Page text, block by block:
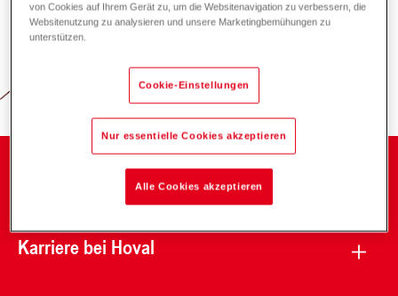
Verantwortung für Energie und
Karriere bei Hoval
von Cookies auf Ihrem Gerät zu, um die Websitenavigation zu verbessern, die
Websitenutzung zu analysieren und unsere Marketingbemühungen zu
unterstützen.
Cookie-Einstellungen
Nur essentielle Cookies akzeptieren
Alle Cookies akzeptieren